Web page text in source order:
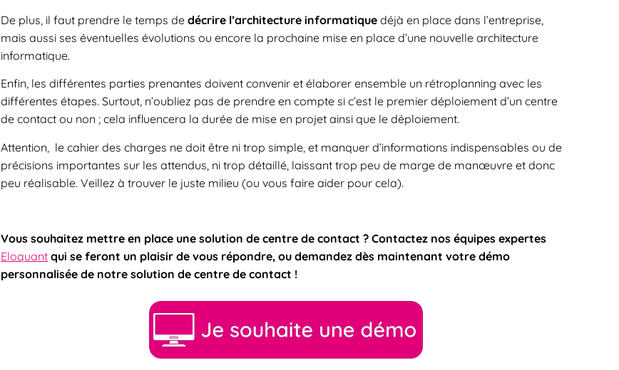
De plus, il faut prendre le temps de décrire l’architecture informatiquedéjà en place dans l’entreprise,
mais aussi ses éventuelles évolutions ou encore la prochaine mise en place d’une nouvelle architecture
informatique.
Enfin, les différentes parties prenantes doivent convenir et élaborer ensemble un rétroplanning avec les
différentes étapes. Surtout, n’oubliez pas de prendre en compte si c’est le premier déploiement d’un centre
de contact ou non ; cela influencera la durée de mise en projet ainsi que le déploiement.
Attention, le cahier des charges ne doit être ni trop simple, et manquer d’informations indispensables ou de
précisions importantes sur les attendus, ni trop détaillé, laissant trop peu de marge de manœuvre et donc
peu réalisable. Veillez à trouver le juste milieu (ou vous faire aider pour cela).
Vous souhaitez mettre en place une solution de centre de contact ? Contactez nos équipes expertes
Eloquantqui se feront un plaisir de vous répondre, ou demandez dès maintenant votre démo
personnalisée de notre solution de centre de contact !